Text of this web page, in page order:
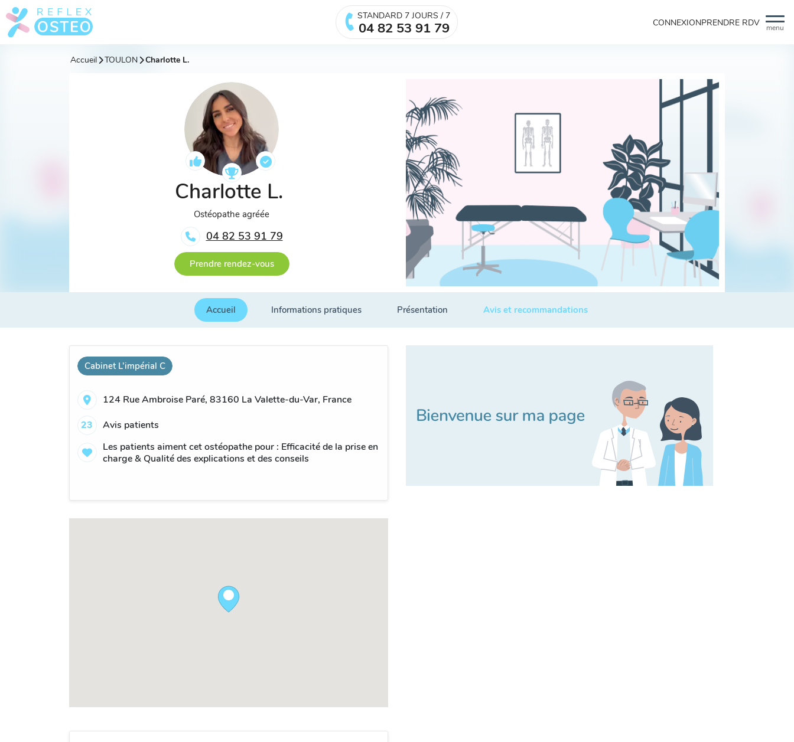
menu
STANDARD 7 JOURS / 7
04 82 53 91 79 CONNEXIONPRENDRE RDV
Accueil TOULON Charlotte L.
Charlotte L.
Ostéopathe agréée
04 82 53 91 79
Prendre rendez-vous
Accueil Informations pratiques Présentation Avis et recommandations
Cabinet L’impérial C
124 Rue Ambroise Paré, 83160 La Valette-du-Var, France
23
Avis patients
Les patients aiment cet ostéopathe pour : Efficacité de la prise en
charge & Qualité des explications et des conseils